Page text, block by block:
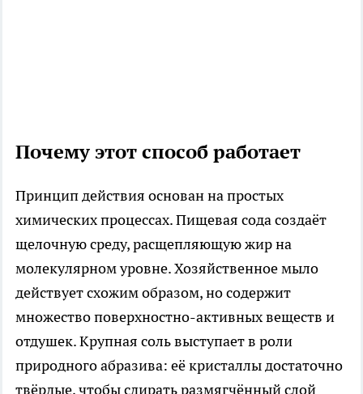
Почему этот способ работает
Принцип действия основан на простых
химических процессах. Пищевая сода создаёт
щелочную среду, расщепляющую жир на
молекулярном уровне. Хозяйственное мыло
действует схожим образом, но содержит
множество поверхностно-активных веществ и
отдушек. Крупная соль выступает в роли
природного абразива: её кристаллы достаточно
твёрдые, чтобы сдирать размягчённый слой